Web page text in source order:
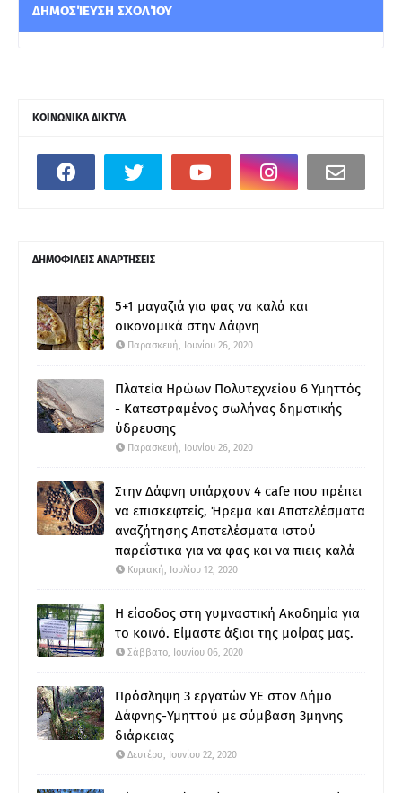
ΔΗΜΟΣΊΕΥΣΗ ΣΧΟΛΊΟΥ
ΚΟΙΝΩΝΙΚΑ ΔΙΚΤΥΑ
ΔΗΜΟΦΙΛΕΙΣ ΑΝΑΡΤΗΣΕΙΣ
5+1 μαγαζιά για φας να καλά και
οικονομικά στην Δάφνη
Παρασκευή, Ιουνίου 26, 2020
Πλατεία Ηρώων Πολυτεχνείου 6 Υμηττός
- Κατεστραμένος σωλήνας δημοτικής
ύδρευσης
Παρασκευή, Ιουνίου 26, 2020
Στην Δάφνη υπάρχουν 4 cafe που πρέπει
να επισκεφτείς, Ήρεμα και Αποτελέσματα
αναζήτησης Αποτελέσματα ιστού
παρεΐστικα για να φας και να πιεις καλά
Κυριακή, Ιουλίου 12, 2020
Η είσοδος στη γυμναστική Ακαδημία για
το κοινό. Είμαστε άξιοι της μοίρας μας.
Σάββατο, Ιουνίου 06, 2020
Πρόσληψη 3 εργατών ΥΕ στον Δήμο
Δάφνης-Υμηττού με σύμβαση 3μηνης
διάρκειας
Δευτέρα, Ιουνίου 22, 2020